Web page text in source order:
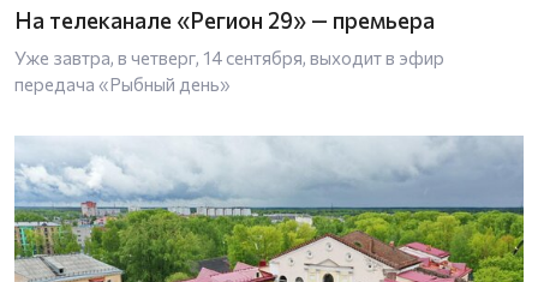
На телеканале «Регион 29» — премьера
Уже завтра, в четверг, 14 сентября, выходит в эфир
передача «Рыбный день»